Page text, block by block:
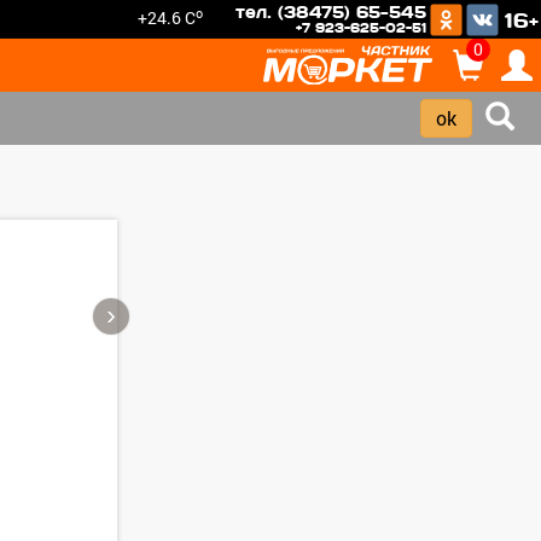
+24.6 Co тел. (38475) 65-545
+7 923-625-02-51 16+
0
›